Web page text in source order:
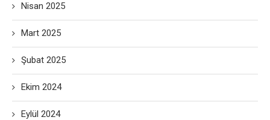
Nisan 2025
Mart 2025
Şubat 2025
Ekim 2024
Eylül 2024